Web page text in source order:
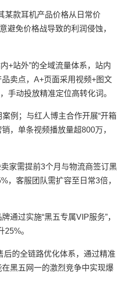
某款耳机产品价格从日常价
避免价格战导致的利润侵蚀，
+站外”的全域流量体系，站内
卖点，A+页面采用视频+图文
手动投放精准定位高转化词。
例；与红人博主合作开展“开箱
，单条视频播放量超800万，
家需提前3个月与物流商签订黑
，客服团队需扩容至日常3倍，
通过实施“黑五专属VIP服务”，
。
的全链路优化体系，通过精准
黑五网一的激烈竞争中实现爆